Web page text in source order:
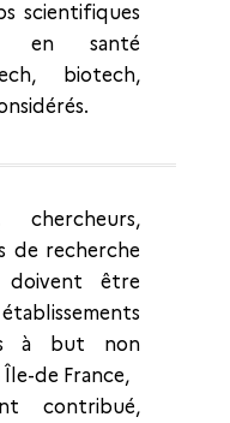
scientifiques
en santé
biotech,
chercheurs,
de recherche
être
à but non
de France,
contribué,